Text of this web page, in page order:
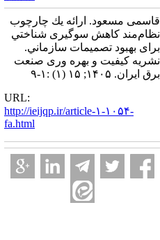
قاسمی مسعود. ﺍﺭﺍﺋﻪ ﻳﻚ ﭼﺎﺭﭼﻮﺏ
ﻧﻈﺎﻡﻣﻨﺪ ﻛﺎﻫﺶ ﺳﻮﮔﻴﺮی ﺷﻨﺎﺧﺘﻲ
ﺑﺮﺍی ﺑﻬﺒﻮﺩ ﺗﺼﻤﻴﻤﺎﺕ ﺳﺎﺯﻣﺎﻧﻲ.
نشریه کیفیت و بهره وری صنعت
برق ایران. ۱۴۰۵; ۱۵ (۱) :۱-۹
URL:
http://ieijqp.ir/article-۱-۱۰۵۴-
fa.html